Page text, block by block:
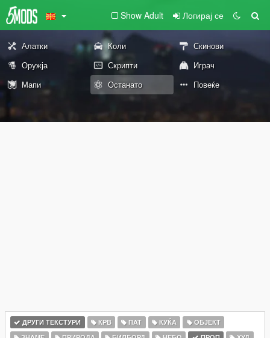
Show Adult Логирај се
Алатки Коли
Скинови
Оружја
Скрипти
Играч
Мапи
Останато Повеќе
ДРУГИ ТЕКСТУРИ КРВ ПАТ КУЌА
ОБЈЕКТ